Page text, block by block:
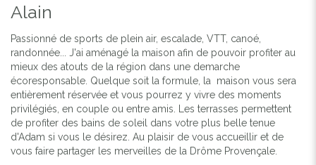
Alain
Passionné de sports de plein air, escalade, VTT, canoé,
randonnée... J'ai aménagé la maison afin de pouvoir profiter au
mieux des atouts de la région dans une demarche
écoresponsable. Quelque soit la formule, la maison vous sera
entièrement réservée et vous pourrez y vivre des moments
privilégiés, en couple ou entre amis. Les terrasses permettent
de profiter des bains de soleil dans votre plus belle tenue
d'Adam si vous le désirez. Au plaisir de vous accueillir et de
vous faire partager les merveilles de la Drôme Provençale.